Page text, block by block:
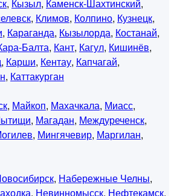
, Кызыл, Каменск-Шахтинский,
, Климов, Колпино, Кузнецк,
, Караганда, Кызылорда, Костанай,
Балта, Кант, Кагул, Кишинёв,
, Карши, Кентау, Капчагай,
, Каттакурган
, Майкоп, Махачкала, Миасс,
, Магадан, Междуреченск,
, Мингячевир, Маргилан,
, Набережные Челны,
, Невинномысск, Нефтекамск,